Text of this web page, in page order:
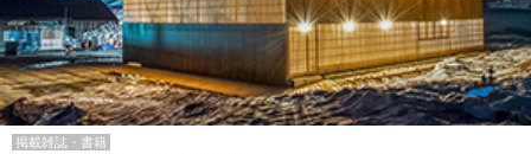
掲載雑誌・書籍